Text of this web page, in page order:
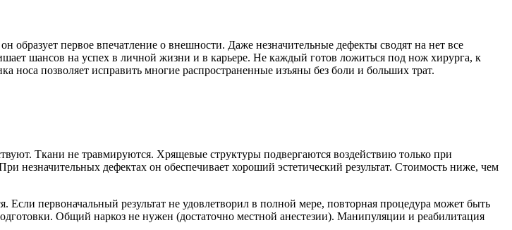
первое впечатление о внешности. Даже незначительные дефекты сводят на нет все
шансов на успех в личной жизни и в карьере. Не каждый готов ложиться под нож хирурга, к
носа позволяет исправить многие распространенные изъяны без боли и больших трат.
Ткани не травмируются. Хрящевые структуры подвергаются воздействию только при
дефектах он обеспечивает хороший эстетический результат. Стоимость ниже, чем
первоначальный результат не удовлетворил в полной мере, повторная процедура может быть
Общий наркоз не нужен (достаточно местной анестезии). Манипуляции и реабилитация